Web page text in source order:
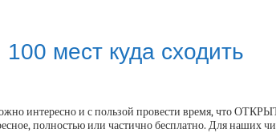
мест куда сходить
интересно и с пользой провести время, что
полностью или частично бесплатно. Для наших